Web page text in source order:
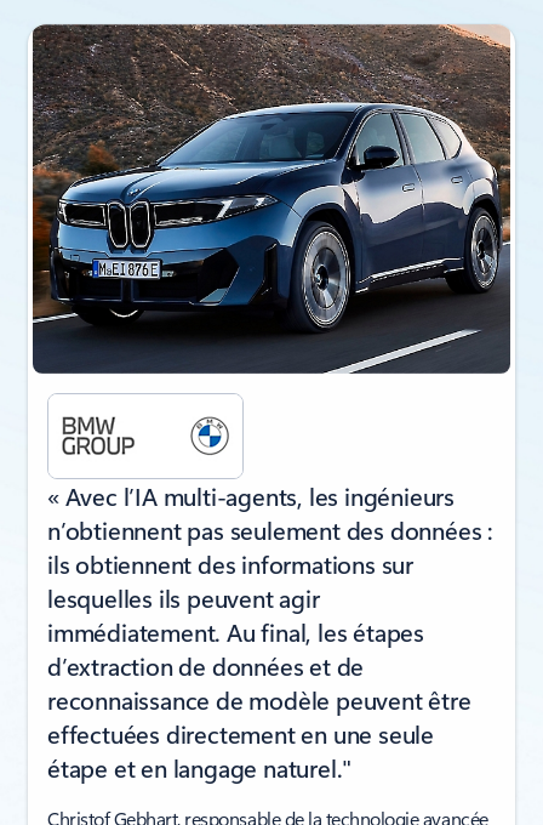
Affichage de la diapositive 1 de 4
« Avec l’IA multi-agents, les ingénieurs
n’obtiennent pas seulement des données :
ils obtiennent des informations sur
lesquelles ils peuvent agir
immédiatement. Au final, les étapes
d’extraction de données et de
reconnaissance de modèle peuvent être
effectuées directement en une seule
étape et en langage naturel."
Christof Gebhart, responsable de la technologie avancée